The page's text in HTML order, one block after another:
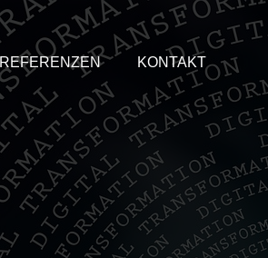
REFERENZEN KONTAKT